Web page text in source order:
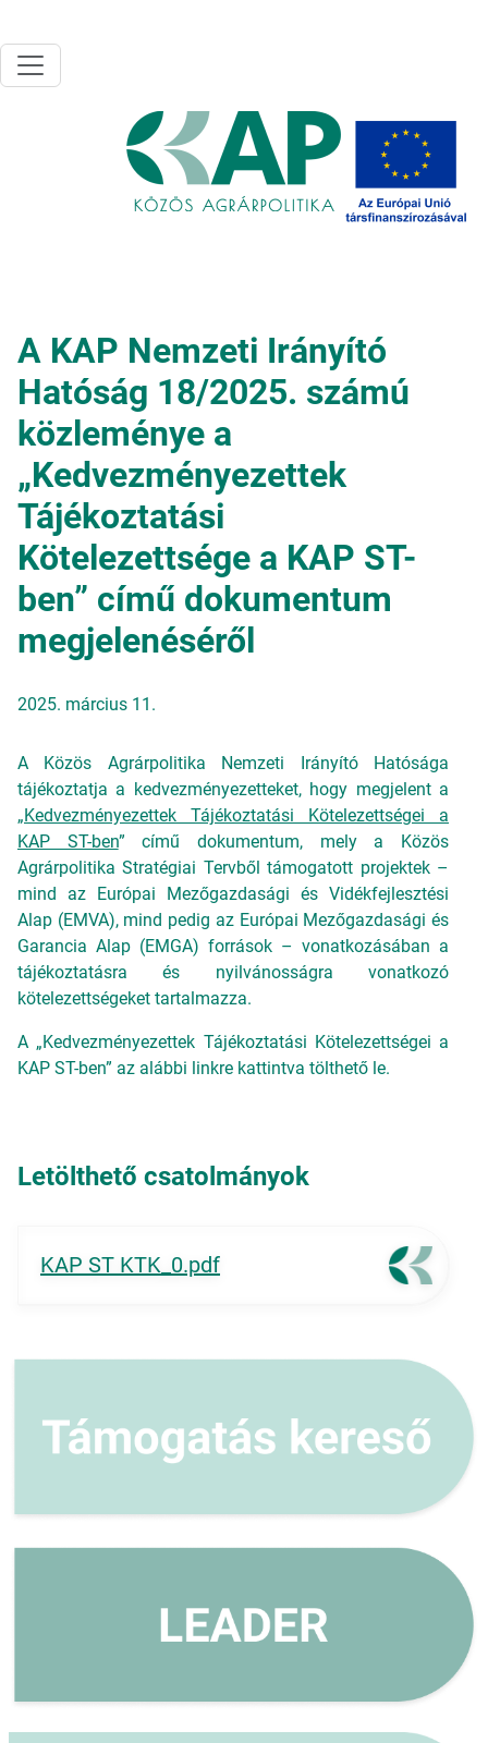
A KAP Nemzeti Irányító
Hatóság 18/2025. számú
közleménye a
„Kedvezményezettek
Tájékoztatási
Kötelezettsége a KAP ST-
ben” című dokumentum
megjelenéséről
2025. március 11.
A Közös Agrárpolitika Nemzeti Irányító Hatósága
tájékoztatja a kedvezményezetteket, hogy megjelent a
„Kedvezményezettek Tájékoztatási Kötelezettségei a
KAP ST-ben” című dokumentum, mely a Közös
Agrárpolitika Stratégiai Tervből támogatott projektek –
mind az Európai Mezőgazdasági és Vidékfejlesztési
Alap (EMVA), mind pedig az Európai Mezőgazdasági és
Garancia Alap (EMGA) források – vonatkozásában a
tájékoztatásra és nyilvánosságra vonatkozó
kötelezettségeket tartalmazza.
A „Kedvezményezettek Tájékoztatási Kötelezettségei a
KAP ST-ben” az alábbi linkre kattintva tölthető le.
Letölthető csatolmányok
KAP ST KTK_0.pdf